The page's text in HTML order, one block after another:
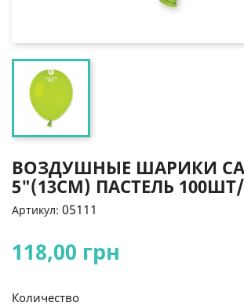
ВОЗДУШНЫЕ ШАРИКИ
5"(13СМ) ПАСТЕЛЬ
Артикул: 05111
118,00 грн
Количество